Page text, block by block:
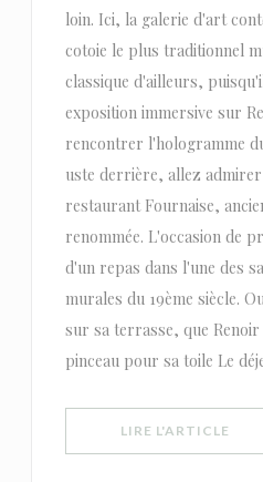
loin. Ici, la galerie d'art
cotoie le plus traditionnel
classique d'ailleurs,
exposition immersive sur
rencontrer l'hologramme
uste derrière, allez
restaurant Fournaise,
renommée. L'occasion de
d'un repas dans l'une des
murales du 19ème siècle.
sur sa terrasse, que
pinceau pour sa toile Le
LIRE L'ARTICLE